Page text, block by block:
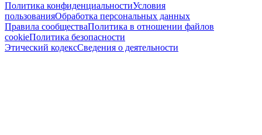
Политика конфиденциальностиУсловия
пользованияОбработка персональных данных
Правила сообществаПолитика в отношении файлов
cookieПолитика безопасности
Этический кодексСведения о деятельности